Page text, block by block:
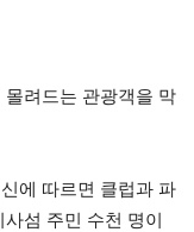
려드는 관광객을 막
에 따르면 클럽과 파
섬 주민 수천 명이